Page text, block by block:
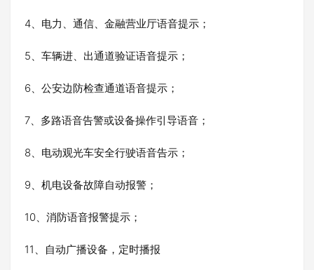
4、电力、通信、金融营业厅语音提示；
5、车辆进、出通道验证语音提示；
6、公安边防检查通道语音提示；
7、多路语音告警或设备操作引导语音；
8、电动观光车安全行驶语音告示；
9、机电设备故障自动报警；
10、消防语音报警提示；
11、自动广播设备，定时播报